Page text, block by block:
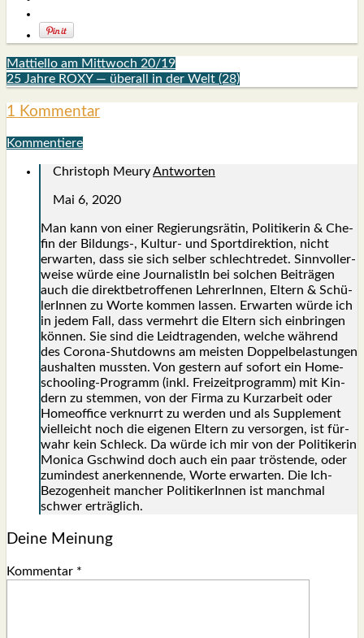
Mattiello am Mittwoch 20/19
25 Jahre ROXY — überall in der Welt (28)
1 Kommentar
Kommentiere
Christoph MeuryAntworten
Mai 6, 2020
Man kann von einer Regie­rungs­rä­tin, Poli­ti­ke­rin & Che­
fin der Bildungs‑, Kul­tur- und Sport­di­rek­ti­on, nicht
erwar­ten, dass sie sich sel­ber schlecht­re­det. Sinn­vol­ler­
wei­se wür­de eine Jour­na­lis­tIn bei sol­chen Bei­trä­gen
auch die direkt­be­trof­fe­nen Leh­re­rIn­nen, Eltern & Schü­
le­rIn­nen zu Wor­te kom­men las­sen. Erwar­ten wür­de ich
in jedem Fall, dass ver­mehrt die Eltern sich ein­brin­gen
kön­nen. Sie sind die Leid­tra­gen­den, wel­che wäh­rend
des Coro­na-Shut­downs am meis­ten Dop­pel­be­las­tun­gen
aus­hal­ten muss­ten. Von ges­tern auf sofort ein Home­
schoo­ling-Pro­gramm (inkl. Frei­zeit­pro­gramm) mit Kin­
dern zu stem­men, von der Fir­ma zu Kurz­ar­beit oder
Home­of­fice ver­knurrt zu wer­den und als Sup­ple­ment
viel­leicht noch die eige­nen Eltern zu ver­sor­gen, ist für­
wahr kein Schleck. Da wür­de ich mir von der Poli­ti­ke­rin
Moni­ca Gschwind doch auch ein paar trös­ten­de, oder
zumin­dest aner­ken­nen­de, Wor­te erwar­ten. Die Ich-
Bezo­gen­heit man­cher Poli­ti­ke­rIn­nen ist manch­mal
schwer erträg­lich.
Deine Meinung
Kommentar *